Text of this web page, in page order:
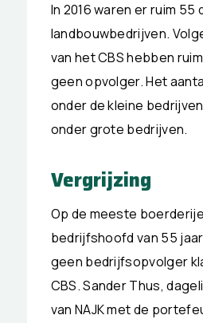
In 2016 waren er ruim 55
landbouwbedrijven.
van het CBS hebben
geen opvolger. Het
onder de kleine
onder grote bedrijven.
Vergrijzing
Op de meeste
bedrijfshoofd van 55
geen bedrijfsopvolger
CBS. Sander Thus,
van NAJK met de